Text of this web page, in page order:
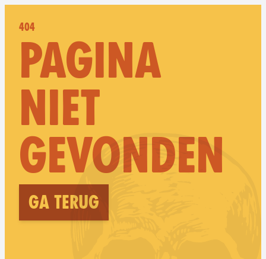
404
PAGINA
NIET
GEVONDEN
Ga terug